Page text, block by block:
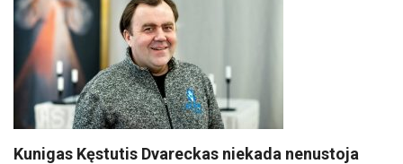
Kunigas Kęstutis Dvareckas niekada nenustoja